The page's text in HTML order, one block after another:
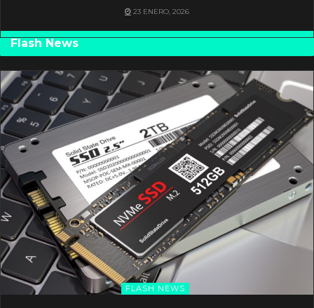
23 ENERO, 2026
Flash News
FLASH NEWS